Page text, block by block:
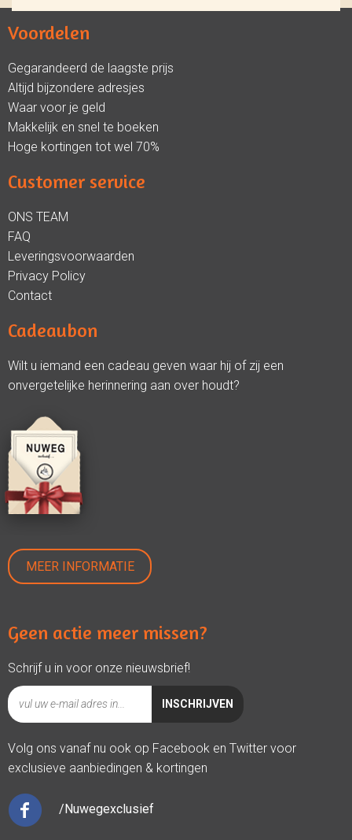
Voordelen
Gegarandeerd de laagste prijs
Altijd bijzondere adresjes
Waar voor je geld
Makkelijk en snel te boeken
Hoge kortingen tot wel 70%
Customer service
ONS TEAM
FAQ
Leveringsvoorwaarden
Privacy Policy
Contact
Cadeaubon
Wilt u iemand een cadeau geven waar hij of zij een
onvergetelijke herinnering aan over houdt?
MEER INFORMATIE
Geen actie meer missen?
Schrijf u in voor onze nieuwsbrief!
Volg ons vanaf nu ook op Facebook en Twitter voor
exclusieve aanbiedingen & kortingen
/Nuwegexclusief